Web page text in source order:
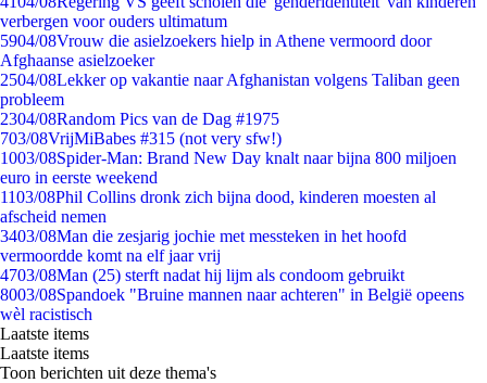
verbergen voor ouders ultimatum
5904/08Vrouw die asielzoekers hielp in Athene vermoord door
Afghaanse asielzoeker
2504/08Lekker op vakantie naar Afghanistan volgens Taliban geen
probleem
2304/08Random Pics van de Dag #1975
703/08VrijMiBabes #315 (not very sfw!)
1003/08Spider-Man: Brand New Day knalt naar bijna 800 miljoen
euro in eerste weekend
1103/08Phil Collins dronk zich bijna dood, kinderen moesten al
afscheid nemen
3403/08Man die zesjarig jochie met messteken in het hoofd
vermoordde komt na elf jaar vrij
4703/08Man (25) sterft nadat hij lijm als condoom gebruikt
8003/08Spandoek "Bruine mannen naar achteren" in België opeens
wèl racistisch
Laatste items
Laatste items
Toon berichten uit deze thema's